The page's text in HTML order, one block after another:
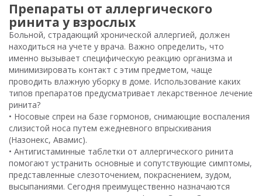
Препараты от аллергического
ринита у взрослых
Больной, страдающий хронической аллергией, должен
находиться на учете у врача. Важно определить, что
именно вызывает специфическую реакцию организма и
минимизировать контакт с этим предметом, чаще
проводить влажную уборку в доме. Использование каких
типов препаратов предусматривает лекарственное лечение
ринита?
• Носовые спреи на базе гормонов, снимающие воспаления
слизистой носа путем ежедневного впрыскивания
(Назонекс, Авамис).
• Антигистаминные таблетки от аллергического ринита
помогают устранить основные и сопутствующие симптомы,
представленные слезоточением, покраснением, зудом,
высыпаниями. Сегодня преимущественно назначаются